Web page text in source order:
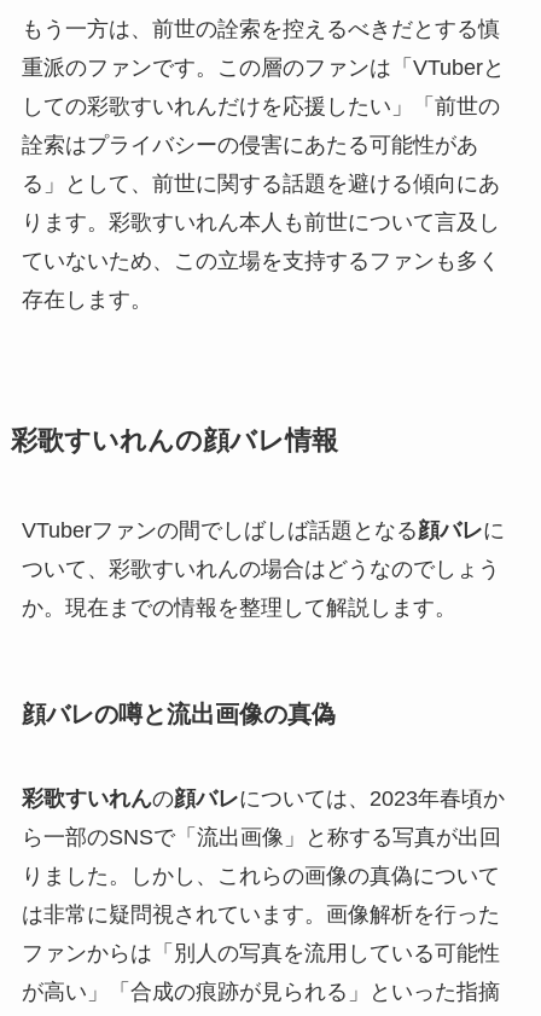
もう一方は、前世の詮索を控えるべきだとする慎
重派のファンです。この層のファンは「VTuberと
しての彩歌すいれんだけを応援したい」「前世の
詮索はプライバシーの侵害にあたる可能性があ
る」として、前世に関する話題を避ける傾向にあ
ります。彩歌すいれん本人も前世について言及し
ていないため、この立場を支持するファンも多く
存在します。
彩歌すいれんの顔バレ情報
VTuberファンの間でしばしば話題となる顔バレに
ついて、彩歌すいれんの場合はどうなのでしょう
か。現在までの情報を整理して解説します。
顔バレの噂と流出画像の真偽
彩歌すいれんの顔バレについては、2023年春頃か
ら一部のSNSで「流出画像」と称する写真が出回
りました。しかし、これらの画像の真偽について
は非常に疑問視されています。画像解析を行った
ファンからは「別人の写真を流用している可能性
が高い」「合成の痕跡が見られる」といった指摘